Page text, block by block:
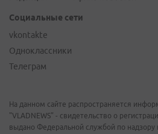
Социальные сети
vkontakte
Одноклассники
Телеграм
На данном сайте распространяется
"VLADNEWS" - свидетельство о
выдано Федеральной службой по надзору